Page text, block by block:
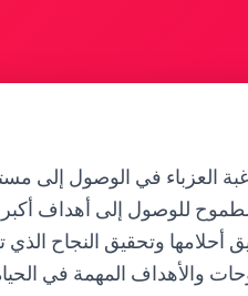
العزباء في الوصول إلى
للوصول إلى أهداف أكبر
أحلامها وتحقيق النجاح الذي
والأهداف المهمة في